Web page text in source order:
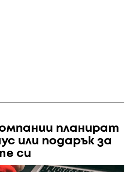
планират
или подарък за
си